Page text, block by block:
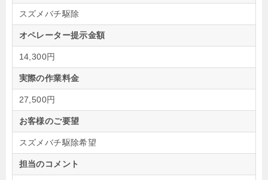
スズメバチ駆除
オペレーター提示金額
14,300円
実際の作業料金
27,500円
お客様のご要望
スズメバチ駆除希望
担当のコメント